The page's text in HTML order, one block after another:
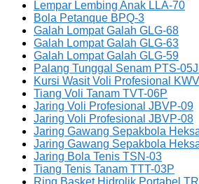
Lempar Lembing Anak LLA-70
Bola Petanque BPQ-3
Galah Lompat Galah GLG-68
Galah Lompat Galah GLG-63
Galah Lompat Galah GLG-59
Palang Tunggal Senam PTS-
Kursi Wasit Voli Profesional
Tiang Voli Tanam TVT-06P
Jaring Voli Profesional JBVP-09
Jaring Voli Profesional JBVP-08
Jaring Gawang Sepakbola
Jaring Gawang Sepakbola
Jaring Bola Tenis TSN-03
Tiang Tenis Tanam TTT-03P
Ring Basket Hidrolik Portabel